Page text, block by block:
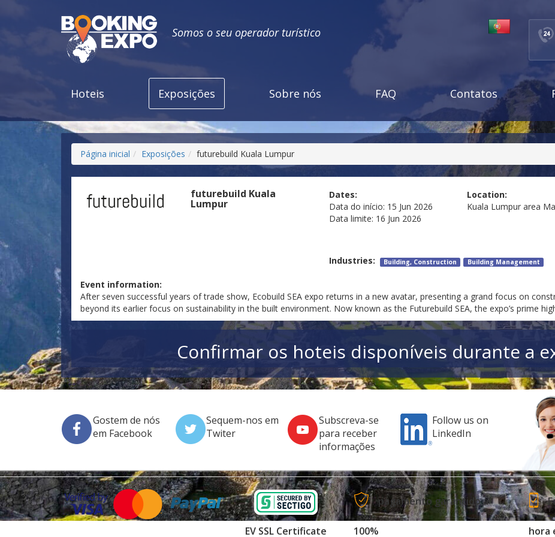
Somos o seu operador turístico
Hoteis Exposições Sobre nós FAQ Contatos
Página inicial Exposições futurebuild Kuala Lumpur
futurebuild Kuala
Lumpur
Dates:
Data do início: 15 Jun 2026
Data limite: 16 Jun 2026
Location:
Kuala Lumpur area
Industries:
Building, Construction Building Management
Event information:
After seven successful years of trade show, Ecobuild SEA expo returns in a new avatar, presenting a grand focus on
beyond its earlier focus on sustainability in the built environment. Now known as the Futurebuild SEA, the expo’s prime
Confirmar os hoteis disponíveis durante a
Gostem de nós
em Facebook
Sequem-nos em
Twiter
Subscreva-se
para receber
informações
Follow us on
LinkedIn
EV SSL Certificate
pagamento garantido a
100% hora